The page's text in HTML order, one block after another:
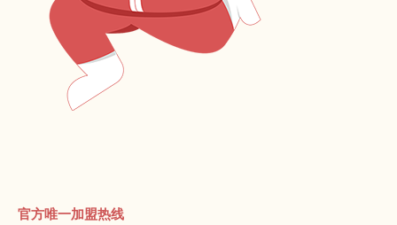
官方唯一加盟热线